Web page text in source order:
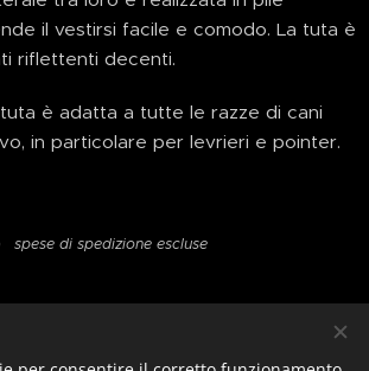
il vestirsi facile e comodo. La tuta è
riflettenti decenti.
è adatta a tutte le razze di cani
in particolare per levrieri e pointer.
spese di spedizione escluse